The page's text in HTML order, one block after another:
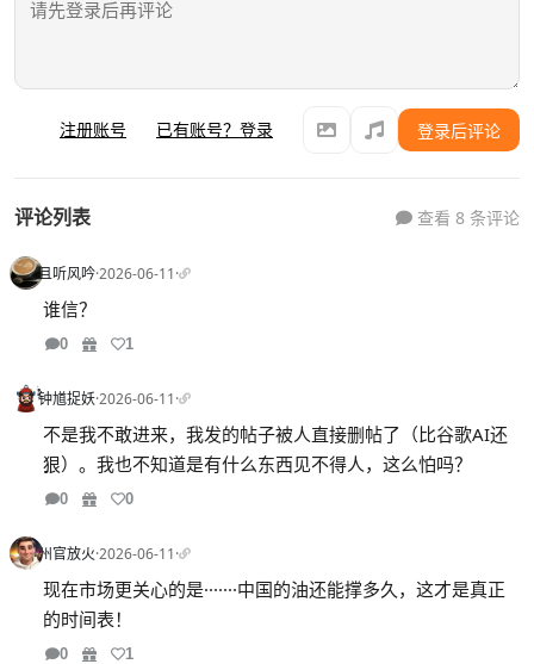
注册账号 已有账号？登录 登录后评论
评论列表 查看 8 条评论
且听风吟·2026-06-11·
谁信？
0 1
钟馗捉妖·2026-06-11·
不是我不敢进来，我发的帖子被人直接删帖了（比谷歌AI还
狠）。我也不知道是有什么东西见不得人，这么怕吗？
0 0
州官放火·2026-06-11·
现在市场更关心的是·······中国的油还能撑多久，这才是真正
的时间表！
0 1